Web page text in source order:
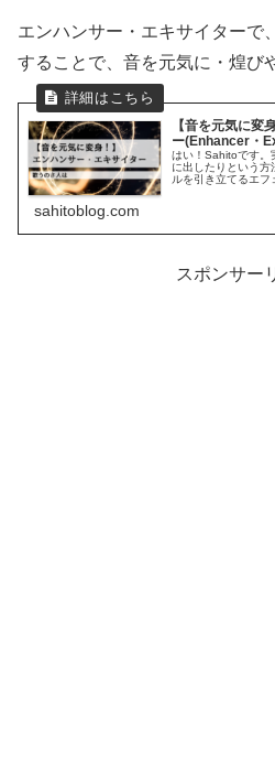
エンハンサー・エキサイターで
することで、音を元気に・煌び
【音を元気に変
ー(Enhancer・
はい！Sahitoです。
に出したりという方
ルを引き立てるエフ
sahitoblog.com
スポンサー